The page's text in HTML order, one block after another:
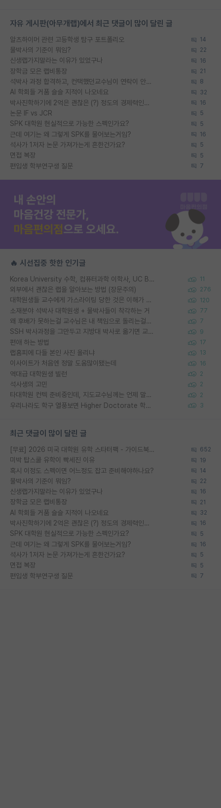
자유 게시판(아무개랩)에서 최근 댓글이 많이 달린 글
알츠하이머 관련 고등학생 탐구 포트폴리오 14
물박사의 기준이 뭐임? 22
신생랩가지말라는 이유가 있었구나 16
장학금 모은 랩비통장 21
석박사 과정 합격하고, 컨택했던교수님이 연락이 안됩니다... 8
AI 학회들 거품 슬슬 지적이 나오네요 32
박사진학하기에 2억은 괜찮은 (?) 정도의 경제력인가요 16
논문 IF vs JCR 5
SPK 대학원 현실적으로 가능한 스펙인가요? 5
근데 여기는 왜 그렇게 SPK를 물어보는거임? 16
석사가 1저자 논문 가져가는게 흔한건가요? 5
면접 복장 5
편입생 학부연구생 질문 7
🔥 시선집중 핫한 인기글
Korea University 수학, 컴퓨터과학 이학사, UC Berkeley 산업공학 대학원 공학박사가 되는 것은 쉽지 않겠죠? 11
외부에서 괜찮은 랩을 알아보는 방법 (장문주의) 276
대학원생들 교수에게 가스라이팅 당한 것은 이해가 갑니다. 안타깝네요. 120
소재분야 석박사 대학원생 + 물박사들이 착각하는 거 77
왜 후배가 못하는걸 교수님은 내 책임으로 돌리는걸까요? 7
SSH 박사과정을 그만두고 지방대 박사로 옮기면 교수의 꿈은 끝일까요? 9
편애 하는 방법 17
랩홈피에 다들 본인 사진 올리냐 13
이사이트가 처음엔 정말 도움많이됐는데 16
역대급 대학원생 빌런 2
석사생의 고민 2
타대학원 컨텍 준비중인데, 지도교수님께는 언제 말씀드려야 할까요? 2
우리나라도 학구 열풍보면 Higher Doctorate 학위가 필요하다고 봅니다. 3
최근 댓글이 많이 달린 글
[무료] 2026 미국 대학원 유학 스타터팩 - 가이드북 & 합격자 컨택메일 템플릿 652
미박 탑스쿨 유학이 빡세진 이유 19
혹시 이정도 스펙이면 어느정도 잡고 준비해야하나요? 14
물박사의 기준이 뭐임? 22
신생랩가지말라는 이유가 있었구나 16
장학금 모은 랩비통장 21
AI 학회들 거품 슬슬 지적이 나오네요 32
박사진학하기에 2억은 괜찮은 (?) 정도의 경제력인가요 16
SPK 대학원 현실적으로 가능한 스펙인가요? 5
근데 여기는 왜 그렇게 SPK를 물어보는거임? 16
석사가 1저자 논문 가져가는게 흔한건가요? 5
면접 복장 5
편입생 학부연구생 질문 7